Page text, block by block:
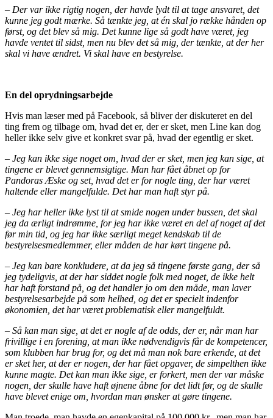
– Der var ikke rigtig nogen, der havde lydt til at tage ansvaret, det
kunne jeg godt mærke. Så tænkte jeg, at én skal jo række hånden op
først, og det blev så mig. Det kunne lige så godt have været, jeg
havde ventet til sidst, men nu blev det så mig, der tænkte, at der her
skal vi have ændret. Vi skal have en bestyrelse.
En del oprydningsarbejde
Hvis man læser med på Facebook, så bliver der diskuteret en del
ting frem og tilbage om, hvad det er, der er sket, men Line kan dog
heller ikke selv give et konkret svar på, hvad der egentlig er sket.
– Jeg kan ikke sige noget om, hvad der er sket, men jeg kan sige, at
tingene er blevet gennemsigtige. Man har fået åbnet op for
Pandoras Æske og set, hvad det er for nogle ting, der har været
haltende eller mangelfulde. Det har man haft styr på.
– Jeg har heller ikke lyst til at smide nogen under bussen, det skal
jeg da ærligt indrømme, for jeg har ikke været en del af noget af det
før min tid, og jeg har ikke særligt meget kendskab til de
bestyrelsesmedlemmer, eller måden de har kørt tingene på.
– Jeg kan bare konkludere, at da jeg så tingene første gang, der så
jeg tydeligvis, at der har siddet nogle folk med noget, de ikke helt
har haft forstand på, og det handler jo om den måde, man laver
bestyrelsesarbejde på som helhed, og det er specielt indenfor
økonomien, det har været problematisk eller mangelfuldt.
– Så kan man sige, at det er nogle af de odds, der er, når man har
frivillige i en forening, at man ikke nødvendigvis får de kompetencer,
som klubben har brug for, og det må man nok bare erkende, at det
er sket her, at der er nogen, der har fået opgaver, de simpelthen ikke
kunne magte. Det kan man ikke sige, er forkert, men der var måske
nogen, der skulle have haft øjnene åbne for det lidt før, og de skulle
have blevet enige om, hvordan man ønsker at gøre tingene.